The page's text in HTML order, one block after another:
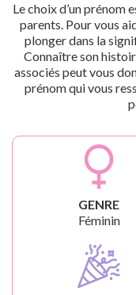
Le choix d’un prénom
parents. Pour vous
plonger dans la
Connaître son
associés peut vous
prénom qui vous
GENRE
Féminin